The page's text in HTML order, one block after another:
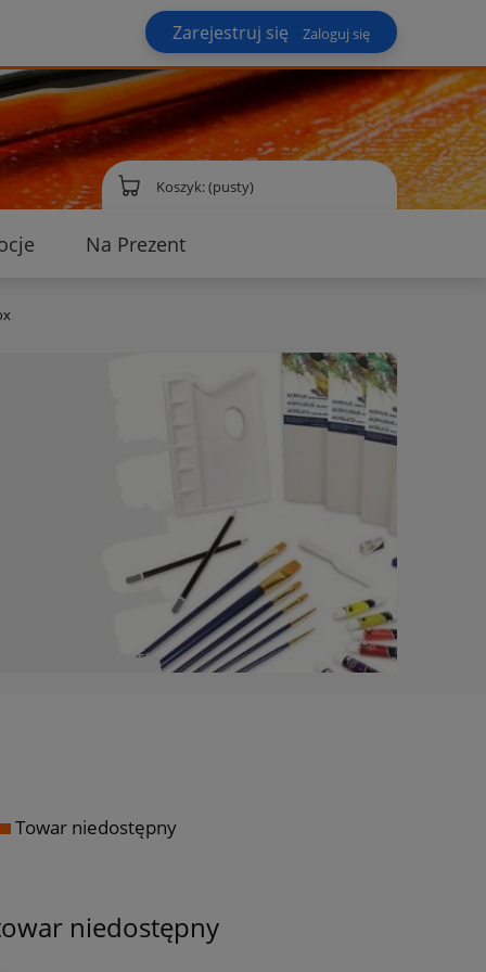
Zarejestruj się Zaloguj się
Koszyk:(pusty)
Na Prezent
Towar niedostępny
niedostępny